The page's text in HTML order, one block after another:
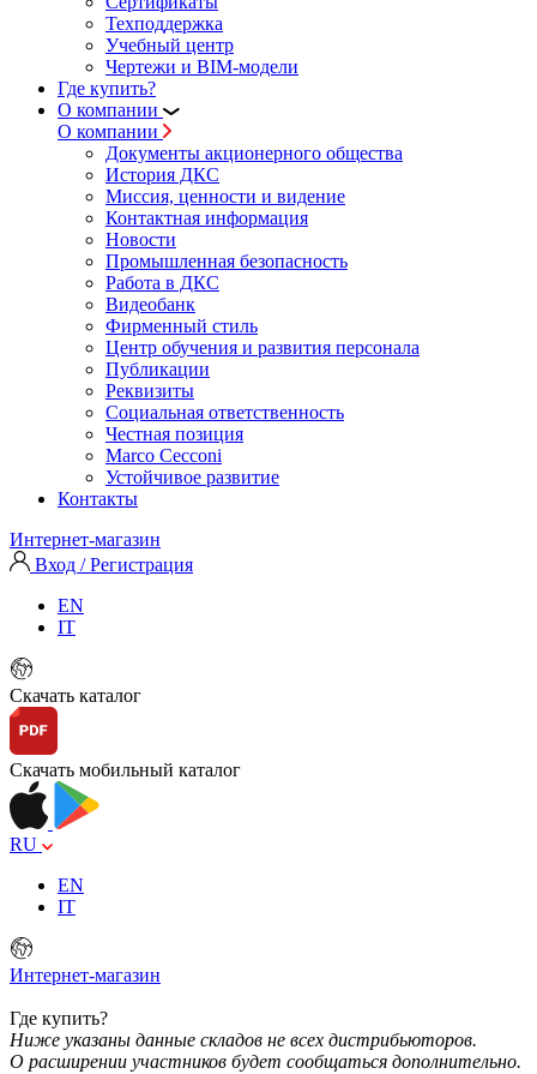
Техподдержка
Учебный центр
Чертежи и BIM-модели
Где купить?
О компании
О компании
Документы акционерного общества
История ДКС
Миссия, ценности и видение
Контактная информация
Новости
Промышленная безопасность
Работа в ДКС
Видеобанк
Фирменный стиль
Центр обучения и развития персонала
Публикации
Реквизиты
Социальная ответственность
Честная позиция
Marco Cecconi
Устойчивое развитие
Контакты
Интернет-магазин
Вход / Регистрация
EN
IT
Скачать каталог
Скачать мобильный каталог
RU
EN
IT
Интернет-магазин
Где купить?
Ниже указаны данные складов не всех дистрибьюторов.
О расширении участников будет сообщаться дополнительно.